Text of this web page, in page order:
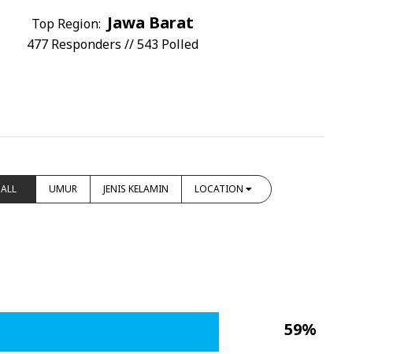
Top Region: Jawa Barat
477 Responders // 543 Polled
ALL UMUR JENIS KELAMIN LOCATION
59%